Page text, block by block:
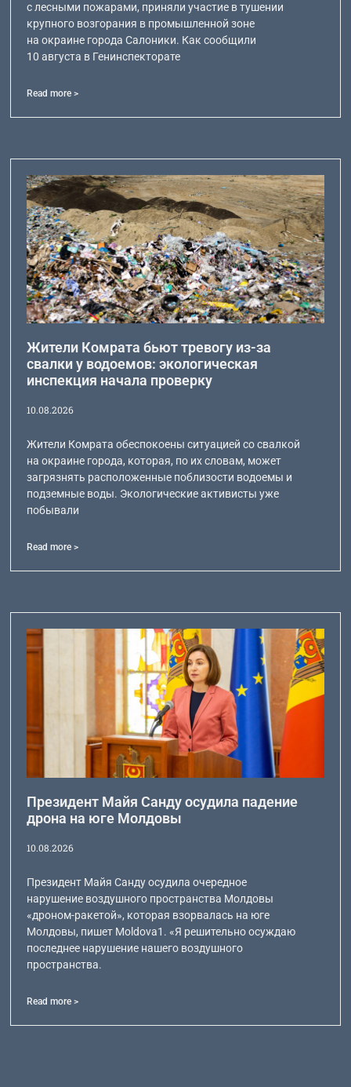
с лесными пожарами, приняли участие в тушении
крупного возгорания в промышленной зоне
на окраине города Салоники. Как сообщили
10 августа в Генинспекторате
Read more >
Жители Комрата бьют тревогу из-за
свалки у водоемов: экологическая
инспекция начала проверку
10.08.2026
Жители Комрата обеспокоены ситуацией со свалкой
на окраине города, которая, по их словам, может
загрязнять расположенные поблизости водоемы и
подземные воды. Экологические активисты уже
побывали
Read more >
Президент Майя Санду осудила падение
дрона на юге Молдовы
10.08.2026
Президент Майя Санду осудила очередное
нарушение воздушного пространства Молдовы
«дроном-ракетой», которая взорвалась на юге
Молдовы, пишет Moldova1. «Я решительно осуждаю
последнее нарушение нашего воздушного
пространства.
Read more >